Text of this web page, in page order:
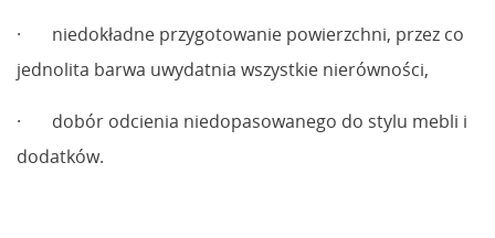
· niedokładne przygotowanie powierzchni, przez co
jednolita barwa uwydatnia wszystkie nierówności,
· dobór odcienia niedopasowanego do stylu mebli i
dodatków.